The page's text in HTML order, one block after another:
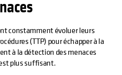
constamment évoluer leurs
(TTP) pour échapper à la
à la détection des menaces
plus suffisant.